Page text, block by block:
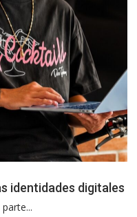
identidades digitales